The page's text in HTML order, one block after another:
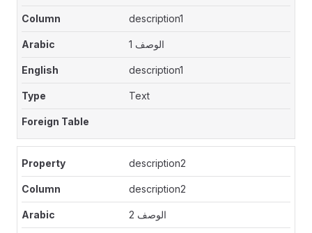
description1
الوصف 1
description1
Text
description2
description2
الوصف 2